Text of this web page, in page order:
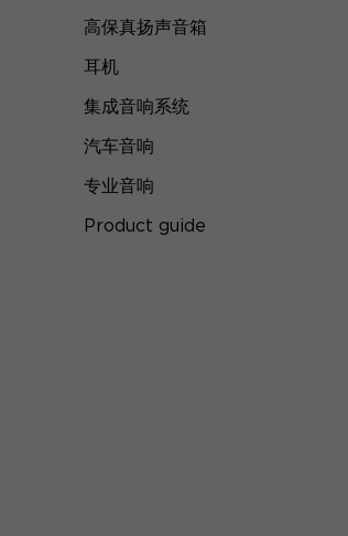
高保真扬声音箱
耳机
集成音响系统
汽车音响
专业音响
Product guide